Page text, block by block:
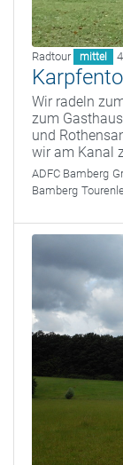
Radtour mittel
Wir radeln
zum
und
wir am Kanal
ADFC Bamberg
Bamberg